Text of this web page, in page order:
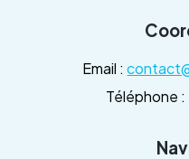
Email :
Téléphone :